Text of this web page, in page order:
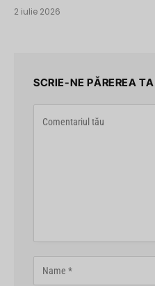
2 iulie 2026
SCRIE-NE PĂREREA TA